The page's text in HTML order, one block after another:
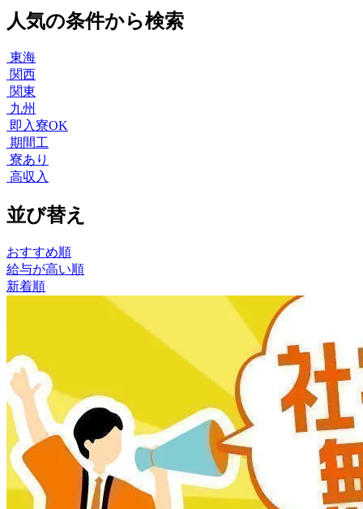
人気の条件から検索
東海
関西
関東
九州
即入寮OK
期間工
寮あり
高収入
並び替え
おすすめ順
給与が高い順
新着順